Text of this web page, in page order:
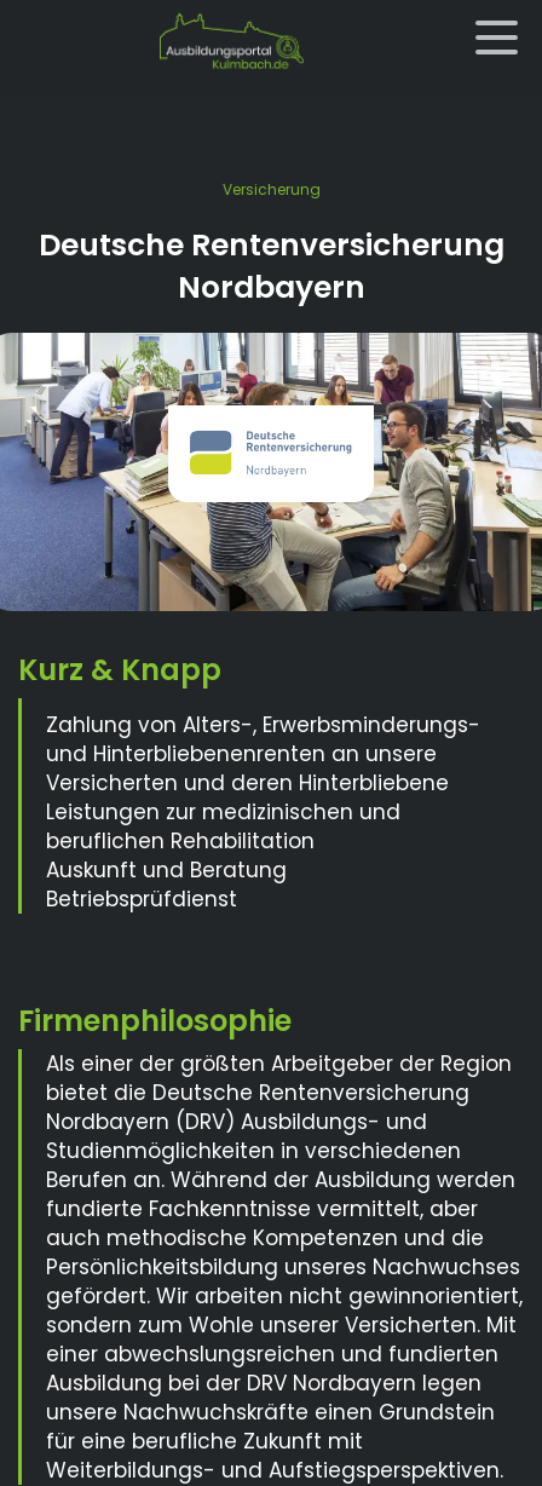
Versicherung
Deutsche Rentenversicherung
Nordbayern
Zahlung von Alters-, Erwerbsminderungs-
und Hinterbliebenenrenten an unsere
Versicherten und deren Hinterbliebene
Leistungen zur medizinischen und
beruflichen Rehabilitation
Auskunft und Beratung
Betriebsprüfdienst
Als einer der größten Arbeitgeber der Region
bietet die Deutsche Rentenversicherung
Nordbayern (DRV) Ausbildungs- und
Studienmöglichkeiten in verschiedenen
Berufen an. Während der Ausbildung werden
fundierte Fachkenntnisse vermittelt, aber
auch methodische Kompetenzen und die
Persönlichkeitsbildung unseres Nachwuchses
gefördert. Wir arbeiten nicht gewinnorientiert,
sondern zum Wohle unserer Versicherten. Mit
einer abwechslungsreichen und fundierten
Ausbildung bei der DRV Nordbayern legen
unsere Nachwuchskräfte einen Grundstein
für eine berufliche Zukunft mit
Weiterbildungs- und Aufstiegsperspektiven.